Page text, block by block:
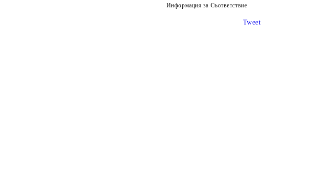
Информация за Съответствие
Tweet